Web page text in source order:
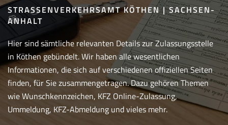
STRASSENVERKEHRSAMT KÖTHEN | SACHSEN-A
NHALT
Hier sind sämtliche relevanten Details zur Zulassungsstelle
in Köthen gebündelt. Wir haben alle wesentlichen
Informationen, die sich auf verschiedenen offiziellen Seiten
finden, für Sie zusammengetragen. Dazu gehören Themen
wie Wunschkennzeichen, KFZ Online-Zulassung,
Ummeldung, KFZ-Abmeldung und vieles mehr.